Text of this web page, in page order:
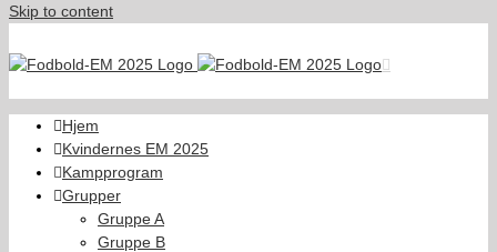
Skip to content
Hjem
Kvindernes EM 2025
Kampprogram
Grupper
Gruppe A
Gruppe B